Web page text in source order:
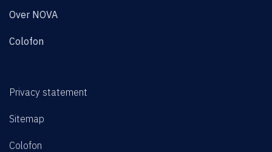
Over NOVA
Colofon
Privacy statement
Sitemap
Colofon